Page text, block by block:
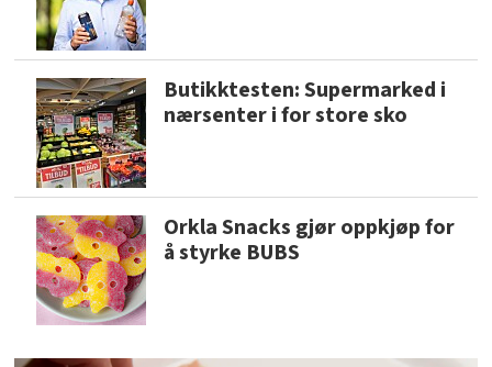
Butikktesten: Supermarked i
nærsenter i for store sko
Orkla Snacks gjør oppkjøp for
å styrke BUBS